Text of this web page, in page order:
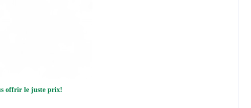
offrir le juste prix!